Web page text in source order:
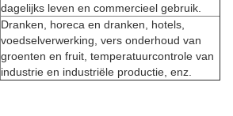
dagelijks leven en commercieel gebruik.
Dranken, horeca en dranken, hotels,
voedselverwerking, vers onderhoud van
groenten en fruit, temperatuurcontrole van
industrie en industriële productie, enz.